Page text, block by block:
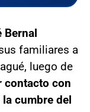
Bernal
familiares a
luego de
contacto con
cumbre del